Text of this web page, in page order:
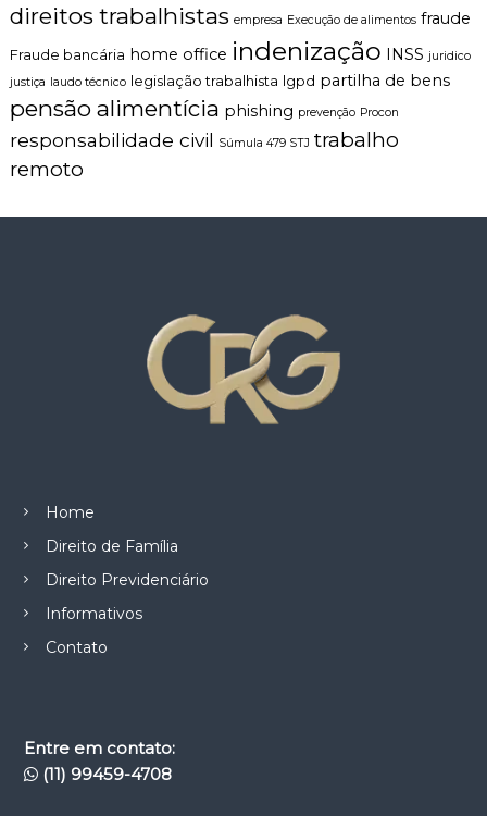
direitos trabalhistas empresa Execução de alimentos fraude
Fraude bancária home office indenização INSS juridico
justiça laudo técnico legislação trabalhista lgpd partilha de bens
pensão alimentícia phishing prevenção Procon
responsabilidade civil Súmula 479 STJ trabalho
remoto
Home
Direito de Família
Direito Previdenciário
Informativos
Contato
Entre em contato:
(11) 99459-4708